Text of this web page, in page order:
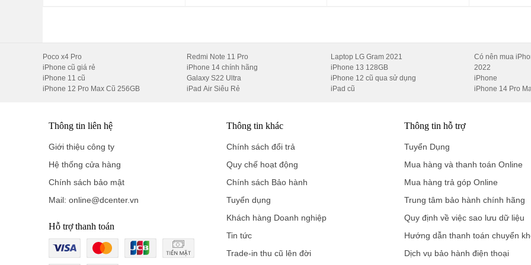
Chạy trên nền , giao diện ColorOS 15
, Oppo Find X8 5G hỗ trợ nâng cấp 5 phiên bản Android lớn, giúp bạn
cập nhật các tính năng mới nhất.
Cụm 3 camera sau
Camera chính 50 MP:
Khẩu độ f/1.8, cảm biến lớn 1/1.56", hỗ trợ chống rung quang học (OIS) và lấy nét đa hướng
mang lại ảnh chụp sắc nét, chi tiết.
Camera tele 50 MP:
Zoom quang học 3x, cảm biến 1/1.95", phù hợp để chụp ảnh chân dung hoặc các đối tượng ở
Camera góc siêu rộng 50 MP:
Góc nhìn 120°, lý tưởng để chụp phong cảnh hoặc nhóm đông người.
Tính năng nổi bật
Poco x4 Pro
iPhone cũ giá rẻ
iPhone 11 cũ
iPhone 12 Pro Max Cũ 256GB
Redmi Note 11 Pro
iPhone 14 chính hãng
Galaxy S22 Ultra
iPad Air Siêu Rẻ
Laptop LG Gram 2021
iPhone 13 128GB
iPhone 12 cũ qua sử dụng
iPad cũ
Có nên mua
2022
iPhone
iPhone 14 Pro
Thông tin liên hệ
Giới thiệu công ty
Hệ thống cửa hàng
Chính sách bảo mật
Mail: online@dcenter.vn
Hỗ trợ thanh toán
Thông tin khác
Chính sách đổi trả
Quy chế hoạt động
Chính sách Bảo hành
Tuyển dụng
Khách hàng Doanh nghiệp
Tin tức
Trade-in thu cũ lên đời
Thông tin hỗ trợ
Tuyển Dụng
Mua hàng và thanh toán Online
Mua hàng trả góp Online
Trung tâm bảo hành chính hãng
Quy định về việc sao lưu dữ liệu
Hướng dẫn thanh toán chuyển
Dịch vụ bảo hành điện thoại